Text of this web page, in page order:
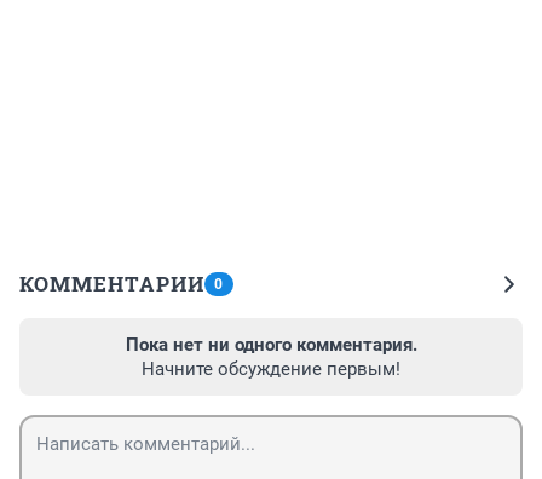
КОММЕНТАРИИ 0
Пока нет ни одного комментария.
Начните обсуждение первым!